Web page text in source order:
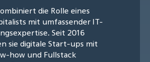
die Rolle eines
mit umfassender IT-
Seit 2016
sie digitale Start-ups mit
how und Fullstack